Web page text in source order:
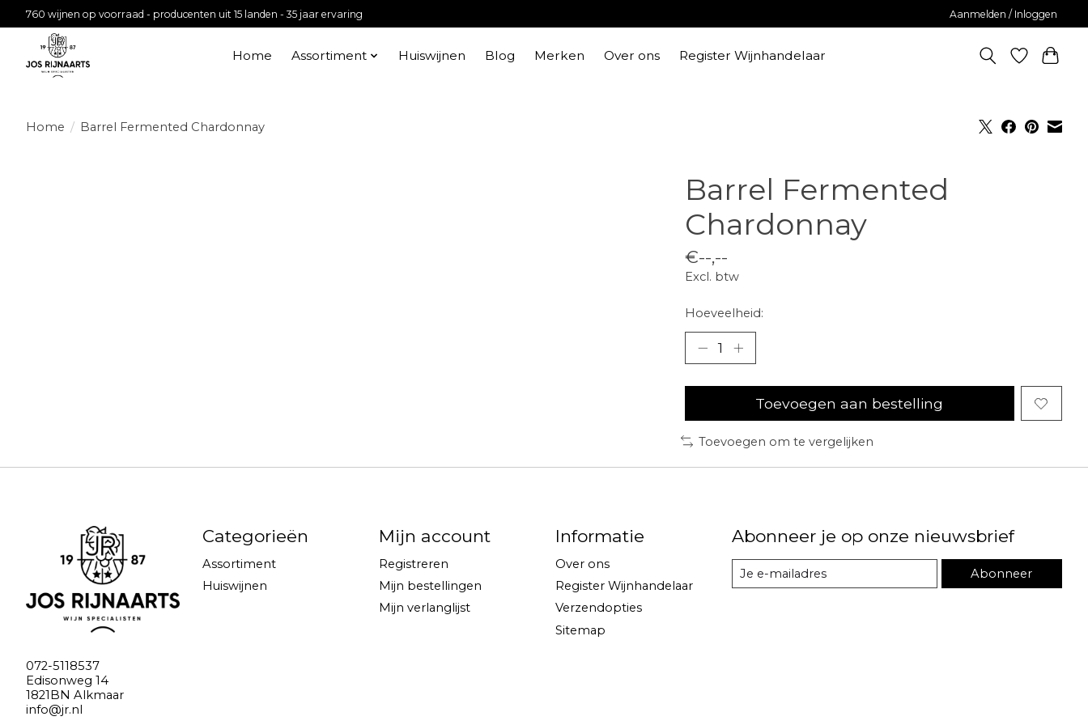
760 wijnen op voorraad - producenten uit 15 landen - 35 jaar ervaring Aanmelden / Inloggen
Home Assortiment Huiswijnen Blog Merken Over ons Register Wijnhandelaar
Home / Barrel Fermented Chardonnay
Barrel Fermented
Chardonnay
€--,--
Excl. btw
Hoeveelheid:
Toevoegen aan bestelling
Toevoegen om te vergelijken
072-5118537
Edisonweg 14
1821BN Alkmaar
info@jr.nl
Categorieën
Assortiment
Huiswijnen
Mijn account
Registreren
Mijn bestellingen
Mijn verlanglijst
Informatie
Over ons
Register Wijnhandelaar
Verzendopties
Sitemap
Abonneer je op onze nieuwsbrief
Abonneer